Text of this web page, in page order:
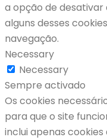
a opção de desativar
alguns desses
navegação.
Necessary
Necessary
Sempre activado
Os cookies
para que o site
inclui apenas